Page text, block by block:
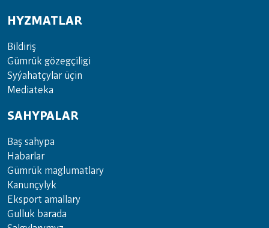
HYZMATLAR
Bil­di­riş
Güm­rük gö­zeg­çi­li­gi
Sy­ýa­hat­çy­lar ü­çin
Media­teka
SAHYPALAR
Baş sahypa
Habarlar
Gümrük maglumatlary
Kanunçylyk
Eksport amallary
Gulluk barada